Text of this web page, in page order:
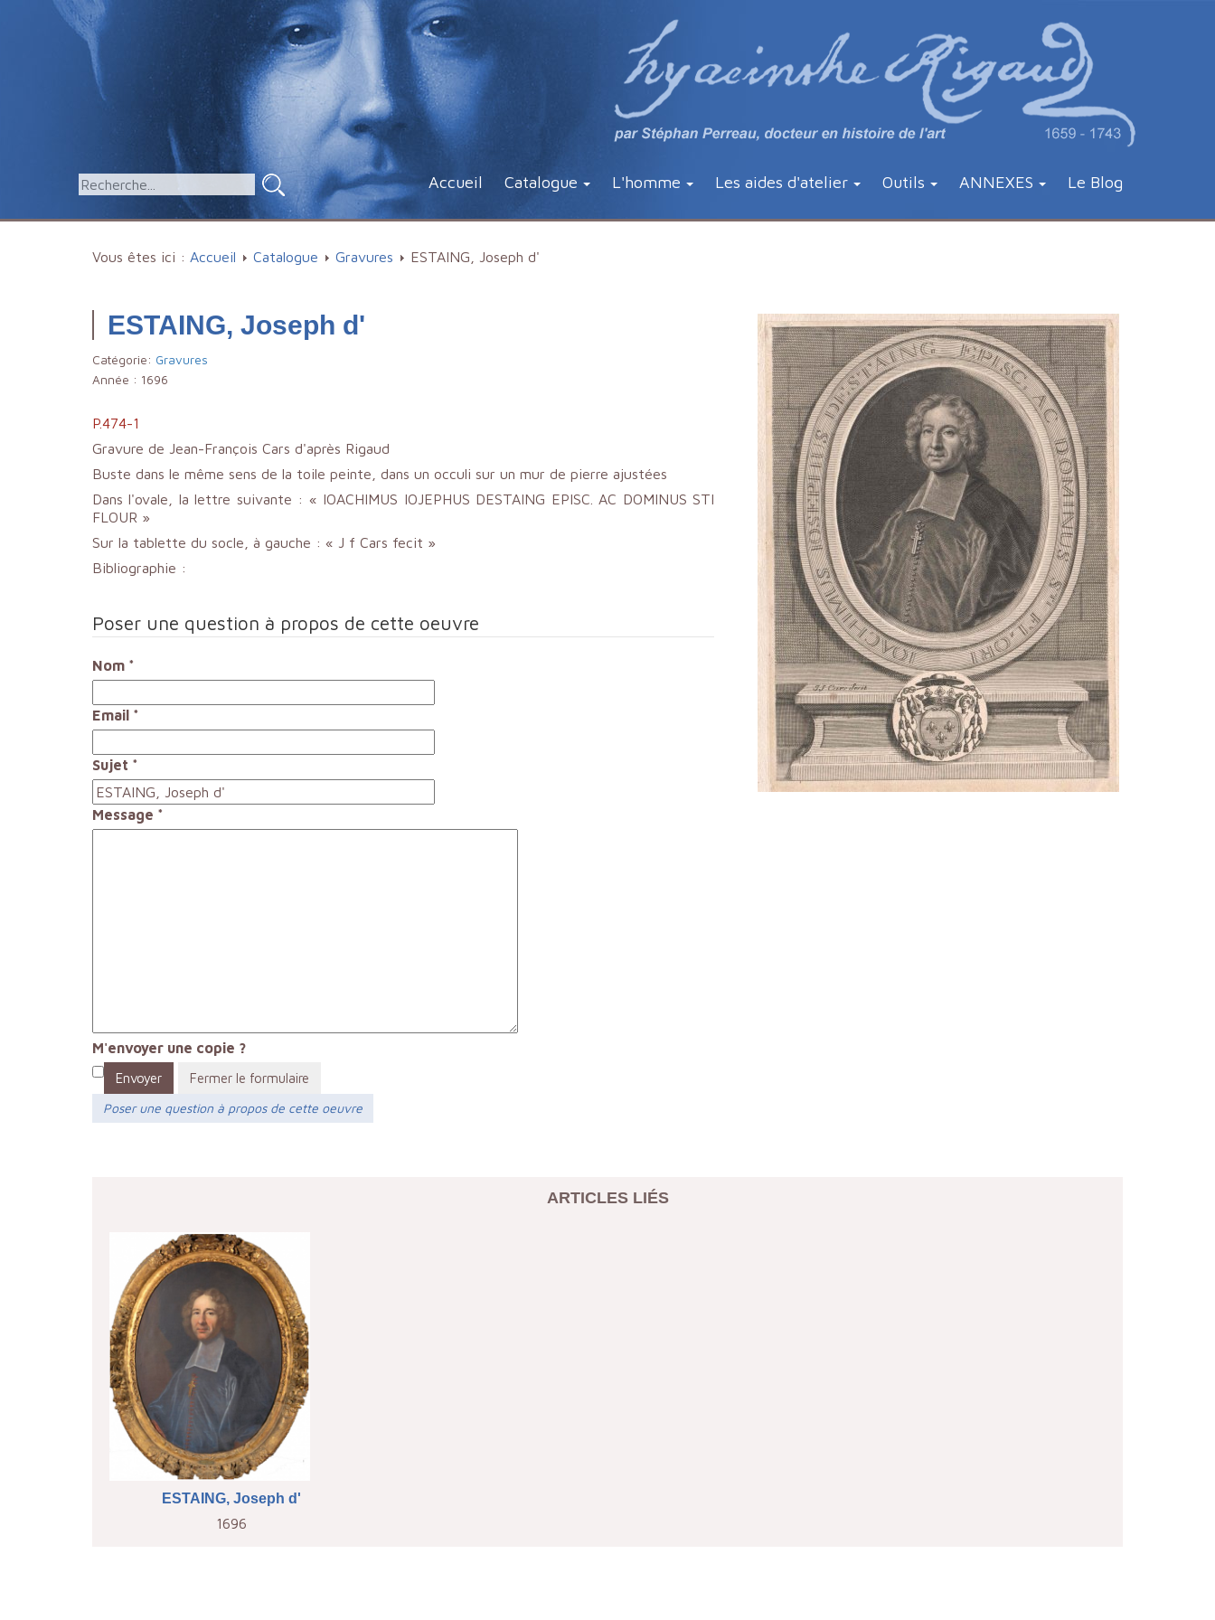
Accueil Catalogue L'homme Les aides d'atelier Outils ANNEXES Le Blog
Vous êtes ici : Accueil Catalogue Gravures ESTAING, Joseph d'
ESTAING, Joseph d'
Catégorie: Gravures
Année : 1696
P.474-1
Gravure de Jean-François Cars d'après Rigaud
Buste dans le même sens de la toile peinte, dans un occuli sur un mur de pierre ajustées
Dans l'ovale, la lettre suivante : « IOACHIMUS IOJEPHUS DESTAING EPISC. AC DOMINUS STI
FLOUR »
Sur la tablette du socle, à gauche : « J f Cars fecit »
Bibliographie :
Poser une question à propos de cette oeuvre
Nom *
Email *
Sujet *
Message *
M'envoyer une copie ?
Envoyer
Fermer le formulaire
Poser une question à propos de cette oeuvre
ARTICLES LIÉS
ESTAING, Joseph d'
1696